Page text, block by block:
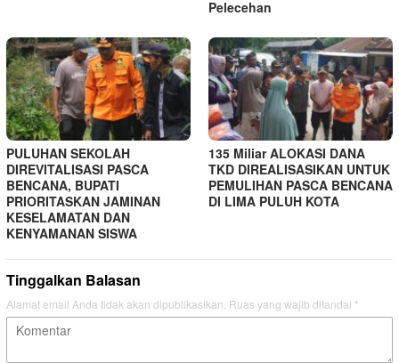
Pelecehan
PULUHAN SEKOLAH
DIREVITALISASI PASCA
BENCANA, BUPATI
PRIORITASKAN JAMINAN
KESELAMATAN DAN
KENYAMANAN SISWA
135 Miliar ALOKASI DANA
TKD DIREALISASIKAN UNTUK
PEMULIHAN PASCA BENCANA
DI LIMA PULUH KOTA
Tinggalkan Balasan
Alamat email Anda tidak akan dipublikasikan. Ruas yang wajib ditandai *